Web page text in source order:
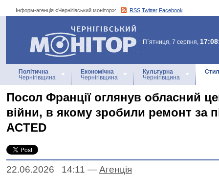
Інформ-агенція «Чернігівський монітор»: RSS Twitter Facebook
Інформ-агенція
«Чернігівський монітор»
П`ятниця, 7 серпня,
Політична
Чернігівщина
Економічна
Чернігівщина
Культурна
Чернігівщина
Посол Франції оглянув обласний
війни, в якому зробили ремонт за
ACTED
22.06.2026 14:11 — Агенцiя